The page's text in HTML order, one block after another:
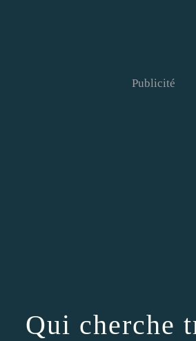
Publicité
Qui cherche